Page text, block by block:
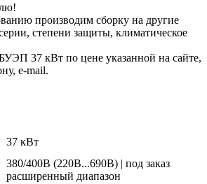
производим сборку на другие
степени защиты, климатическое
37 кВт по цене указанной на сайте,
e-mail.
37 кВт
380/400В (220В...690В) | под заказ
расширенный диапазон